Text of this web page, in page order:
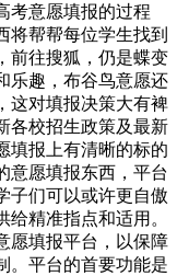
考意愿填报的过程
将帮帮每位学生找到
前往搜狐，仍是蝶变
乐趣，布谷鸟意愿还
这对填报决策大有裨
各校招生政策及最新
填报上有清晰的标的
意愿填报东西，平台
子们可以或许更自傲
精准指点和适用。
愿填报平台，以保障
。平台的首要功能是